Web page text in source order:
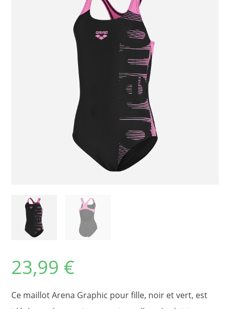
23,99 €
Ce maillot Arena Graphic pour fille, noir et vert, est